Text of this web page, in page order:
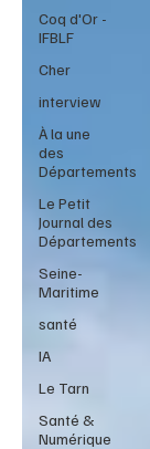
Coq d'Or -
IFBLF
Cher
interview
À la une
des
Départements
Le Petit
Journal des
Départements
Seine-
Maritime
santé
IA
Le Tarn
Santé &
Numérique